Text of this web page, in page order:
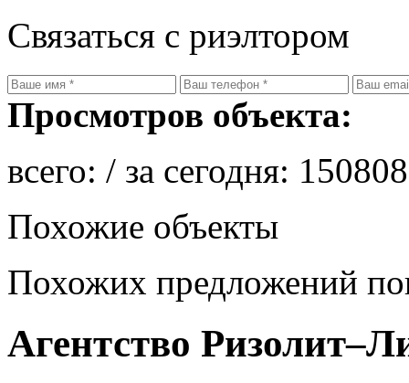
Связаться с риэлтором
Просмотров объекта:
всего: / за сегодня:
Похожие объекты
Похожих предложений
Агентство